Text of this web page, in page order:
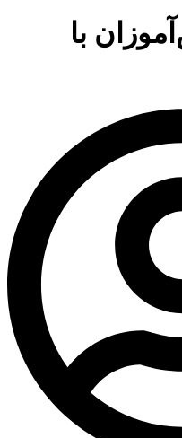
با